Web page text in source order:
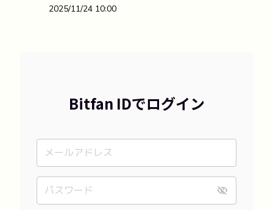
2025/11/24 10:00
Bitfan IDでログイン